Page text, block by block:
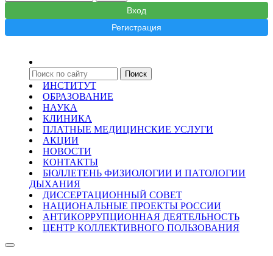
Вход
Регистрация
ИНСТИТУТ
ОБРАЗОВАНИЕ
НАУКА
КЛИНИКА
ПЛАТНЫЕ МЕДИЦИНСКИЕ УСЛУГИ
АКЦИИ
НОВОСТИ
КОНТАКТЫ
БЮЛЛЕТЕНЬ ФИЗИОЛОГИИ И ПАТОЛОГИИ
ДЫХАНИЯ
ДИССЕРТАЦИОННЫЙ СОВЕТ
НАЦИОНАЛЬНЫЕ ПРОЕКТЫ РОССИИ
АНТИКОРРУПЦИОННАЯ ДЕЯТЕЛЬНОСТЬ
ЦЕНТР КОЛЛЕКТИВНОГО ПОЛЬЗОВАНИЯ